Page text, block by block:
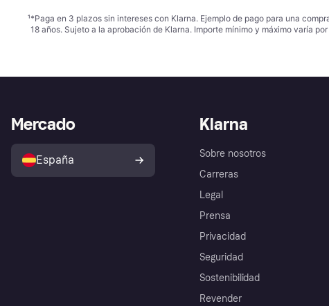
¹*Paga en 3 plazos sin intereses con Klarna. Ejemplo de pago para una
18 años. Sujeto a la aprobación de Klarna. Importe mínimo y máximo varía
Klarna
Sobre nosotros
Carreras
Legal
Prensa
Privacidad
Seguridad
Sostenibilidad
Revender
Mercado
España